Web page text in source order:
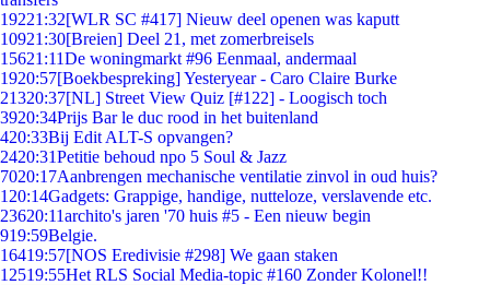
19221:32[WLR SC #417] Nieuw deel openen was kaputt
10921:30[Breien] Deel 21, met zomerbreisels
15621:11De woningmarkt #96 Eenmaal, andermaal
1920:57[Boekbespreking] Yesteryear - Caro Claire Burke
21320:37[NL] Street View Quiz [#122] - Loogisch toch
3920:34Prijs Bar le duc rood in het buitenland
420:33Bij Edit ALT-S opvangen?
2420:31Petitie behoud npo 5 Soul & Jazz
7020:17Aanbrengen mechanische ventilatie zinvol in oud huis?
1 20:14Gadgets: Grappige, handige, nutteloze, verslavende etc.
23620:11archito's jaren '70 huis #5 - Een nieuw begin
919:59Belgie.
16419:57[NOS Eredivisie #298] We gaan staken
12519:55Het RLS Social Media-topic #160 Zonder Kolonel!!